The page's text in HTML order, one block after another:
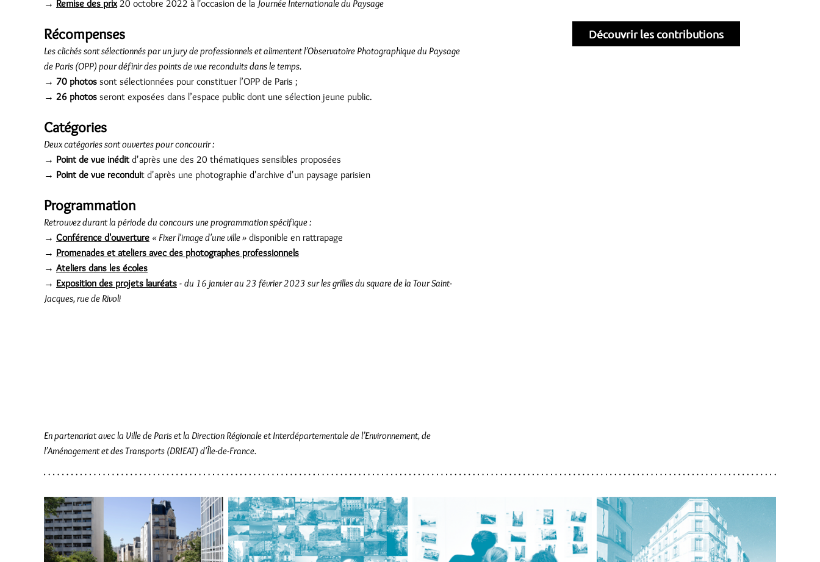
→ Remise des prix20 octobre 2022 à l'occasion de la Journée Internationale du Paysage
Récompenses
Les clichés sont sélectionnés par un jury de professionnels et alimentent l’Observatoire Photographique du Paysage
de Paris (OPP) pour définir des points de vue reconduits dans le temps.
→ 70 photos sont sélectionnées pour constituer l’OPP de Paris ;
→ 26 photos seront exposées dans l’espace public dont une sélection jeune public.
Catégories
Deux catégories sont ouvertes pour concourir :
→ Point de vue inédit d'après une des 20 thématiques sensibles proposées
→ Point de vue reconduit d'après une photographie d'archive d'un paysage parisien
Programmation
Retrouvez durant la période du concours une programmation spécifique :
→ Conférence d'ouverture « Fixer l'image d'une ville » disponible en rattrapage
→ Promenades et ateliers avec des photographes professionnels
→ Ateliers dans les écoles
→ Exposition des projets lauréats - du 16 janvier au 23 février 2023 sur les grilles du square de la Tour Saint-
Jacques, rue de Rivoli
En partenariat avec la Ville de Paris et la Direction Régionale et Interdépartementale de l’Environnement, de
l’Aménagement et des Transports (DRIEAT) d'Île-de-France.